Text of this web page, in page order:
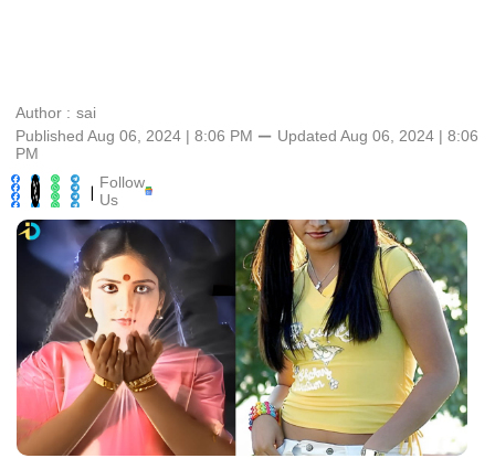
Author : sai
Published Aug 06, 2024 | 8:06 PM ⚊ Updated Aug 06, 2024 | 8:06
PM
| Follow
Us